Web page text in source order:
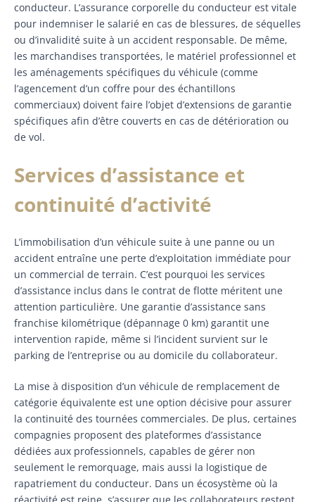
conducteur. L’assurance corporelle du conducteur est vitale
pour indemniser le salarié en cas de blessures, de séquelles
ou d’invalidité suite à un accident responsable. De même,
les marchandises transportées, le matériel professionnel et
les aménagements spécifiques du véhicule (comme
l’agencement d’un coffre pour des échantillons
commerciaux) doivent faire l’objet d’extensions de garantie
spécifiques afin d’être couverts en cas de détérioration ou
de vol.
Services d’assistance et
continuité d’activité
L’immobilisation d’un véhicule suite à une panne ou un
accident entraîne une perte d’exploitation immédiate pour
un commercial de terrain. C’est pourquoi les services
d’assistance inclus dans le contrat de flotte méritent une
attention particulière. Une garantie d’assistance sans
franchise kilométrique (dépannage 0 km) garantit une
intervention rapide, même si l’incident survient sur le
parking de l’entreprise ou au domicile du collaborateur.
La mise à disposition d’un véhicule de remplacement de
catégorie équivalente est une option décisive pour assurer
la continuité des tournées commerciales. De plus, certaines
compagnies proposent des plateformes d’assistance
dédiées aux professionnels, capables de gérer non
seulement le remorquage, mais aussi la logistique de
rapatriement du conducteur. Dans un écosystème où la